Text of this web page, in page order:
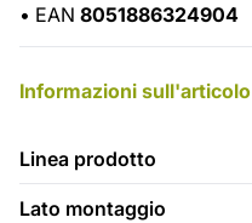
• EAN 8051886324904
Informazioni sull'articolo
Linea prodotto
Lato montaggio